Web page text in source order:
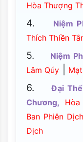
Hòa Thượng
4. Niệm
Thích Thiền
5. Niệm
Lâm Qúy
6.Đại
Chương,
Ban Phiên
Dịch